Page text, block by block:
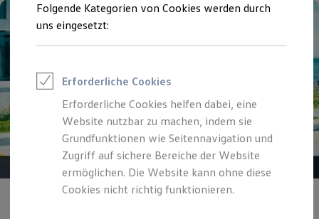
Saisonangebote
Reifenpakete
Leasing
Leasing-Angebote
Elektroauto Leasing
Kleinwagen-Leasing
Leasing ohne Anzahlung
Finanzierung
Autokredit mit Schlussrate
Versicherungen und Garantien
Kfz-Versicherung
Restschuldversicherungen
Garantien
Folgende Kategorien von Cookies werden durch
uns eingesetzt:
Erforderliche Cookies
Erforderliche Cookies helfen dabei, eine
Website nutzbar zu machen, indem sie
Grundfunktionen wie Seitennavigation und
Zugriff auf sichere Bereiche der Website
ermöglichen. Die Website kann ohne diese
Cookies nicht richtig funktionieren.